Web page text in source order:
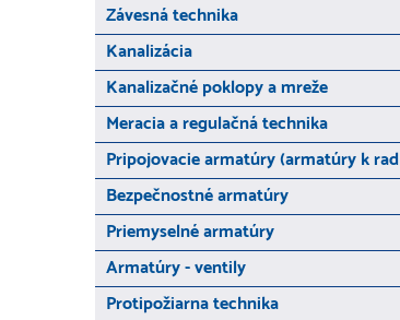
Závesná technika
Kanalizácia
Kanalizačné poklopy a mreže
Meracia a regulačná technika
Pripojovacie armatúry (armatúry k rad
Bezpečnostné armatúry
Priemyselné armatúry
Armatúry - ventily
Protipožiarna technika